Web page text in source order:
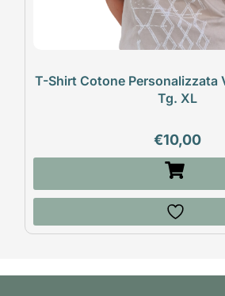
T-Shirt Cotone Personalizzata
Tg. XL
€10,00